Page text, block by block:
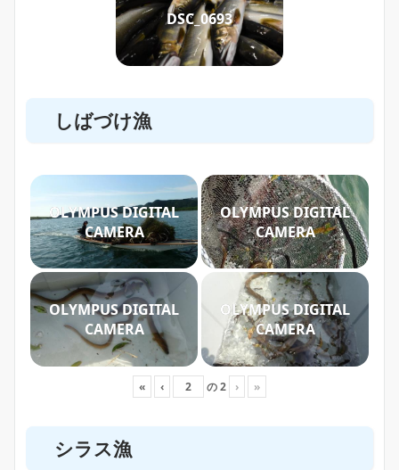
DSC_0693
しばづけ漁
OLYMPUS DIGITAL
CAMERA
OLYMPUS DIGITAL
CAMERA
OLYMPUS DIGITAL
CAMERA
OLYMPUS DIGITAL
CAMERA
« ‹ の2 › »
シラス漁